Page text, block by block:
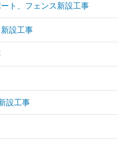
ト、フェンス新設工事
設工事
設工事